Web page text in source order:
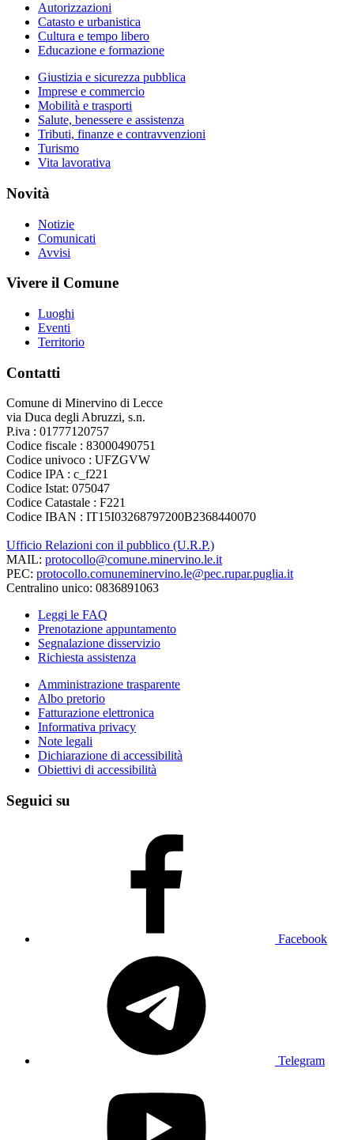
Autorizzazioni
Catasto e urbanistica
Cultura e tempo libero
Educazione e formazione
Giustizia e sicurezza pubblica
Imprese e commercio
Mobilità e trasporti
Salute, benessere e assistenza
Tributi, finanze e contravvenzioni
Turismo
Vita lavorativa
Novità
Notizie
Comunicati
Avvisi
Vivere il Comune
Luoghi
Eventi
Territorio
Contatti
Comune di Minervino di Lecce
via Duca degli Abruzzi, s.n.
P.iva : 01777120757
Codice fiscale : 83000490751
Codice univoco : UFZGVW
Codice IPA : c_f221
Codice Istat: 075047
Codice Catastale : F221
Codice IBAN : IT15I03268797200B2368440070
Ufficio Relazioni con il pubblico (U.R.P.)
MAIL: protocollo@comune.minervino.le.it
PEC: protocollo.comuneminervino.le@pec.rupar.puglia.it
Centralino unico: 0836891063
Leggi le FAQ
Prenotazione appuntamento
Segnalazione disservizio
Richiesta assistenza
Amministrazione trasparente
Albo pretorio
Fatturazione elettronica
Informativa privacy
Note legali
Dichiarazione di accessibilità
Obiettivi di accessibilità
Seguici su
Facebook
Telegram